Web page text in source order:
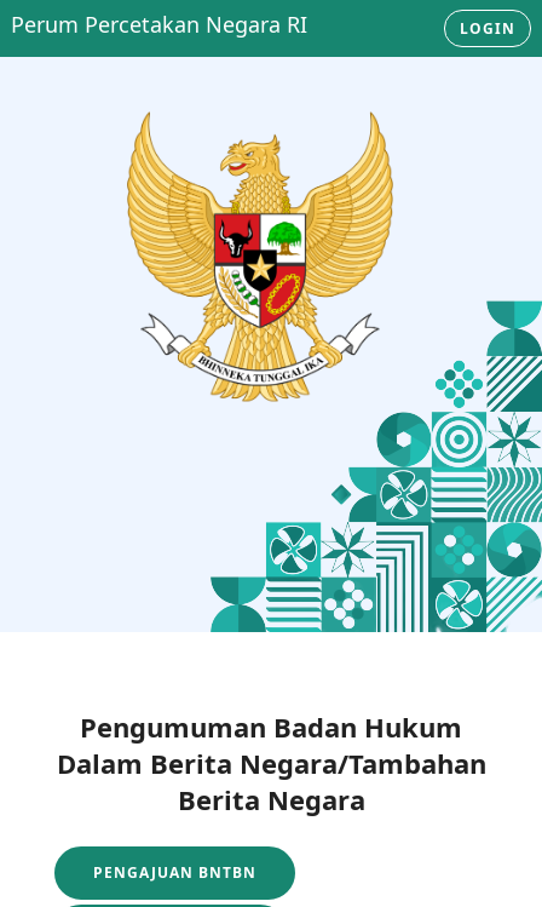
Perum Percetakan Negara RI LOGIN
Pengumuman Badan Hukum
Dalam Berita Negara/Tambahan
Berita Negara
PENGAJUAN BNTBN